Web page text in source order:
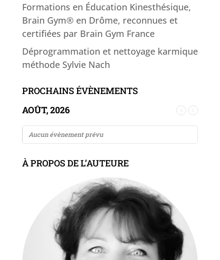
Formations en Éducation Kinesthésique,
Brain Gym® en Drôme, reconnues et
certifiées par Brain Gym France
Déprogrammation et nettoyage karmique
méthode Sylvie Nach
PROCHAINS ÉVÈNEMENTS
AOÛT, 2026
Aucun évènement prévu
À PROPOS DE L’AUTEURE